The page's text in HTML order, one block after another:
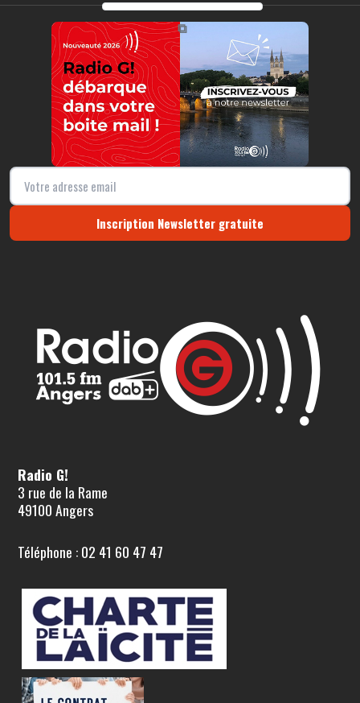
https://radio-g.fr?11964
⧉
Inscription Newsletter gratuite
Radio G!
3 rue de la Rame
49100 Angers
Téléphone : 02 41 60 47 47